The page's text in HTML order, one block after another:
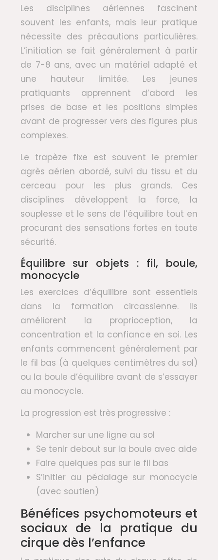
Les disciplines aériennes fascinent
souvent les enfants, mais leur pratique
nécessite des précautions particulières.
L’initiation se fait généralement à partir
de 7-8 ans, avec un matériel adapté et
une hauteur limitée. Les jeunes
pratiquants apprennent d’abord les
prises de base et les positions simples
avant de progresser vers des figures plus
complexes.
Le trapèze fixe est souvent le premier
agrès aérien abordé, suivi du tissu et du
cerceau pour les plus grands. Ces
disciplines développent la force, la
souplesse et le sens de l’équilibre tout en
procurant des sensations fortes en toute
sécurité.
Équilibre sur objets : fil, boule,
monocycle
Les exercices d’équilibre sont essentiels
dans la formation circassienne. Ils
améliorent la proprioception, la
concentration et la confiance en soi. Les
enfants commencent généralement par
le fil bas (à quelques centimètres du sol)
ou la boule d’équilibre avant de s’essayer
au monocycle.
La progression est très progressive :
Marcher sur une ligne au sol
Se tenir debout sur la boule avec aide
Faire quelques pas sur le fil bas
S’initier au pédalage sur monocycle
(avec soutien)
Bénéfices psychomoteurs et
sociaux de la pratique du
cirque dès l’enfance